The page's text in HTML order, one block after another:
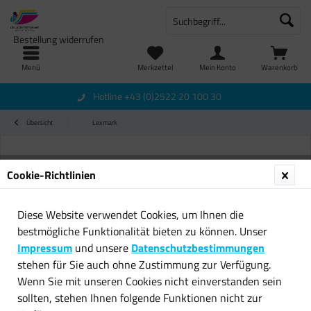
Menü Warenkorb
Merkzettel
Bestellung widerrufen
Mein Konto
Hotline +43 (0)2522 20 100 30
Übersicht Lexmark
Cookie-Richtlinien
Diese Website verwendet Cookies, um Ihnen die
bestmögliche Funktionalität bieten zu können. Unser
Impressum und unsere Datenschutzbestimmungen
stehen für Sie auch ohne Zustimmung zur Verfügung.
Wenn Sie mit unseren Cookies nicht einverstanden sein
sollten, stehen Ihnen folgende Funktionen nicht zur